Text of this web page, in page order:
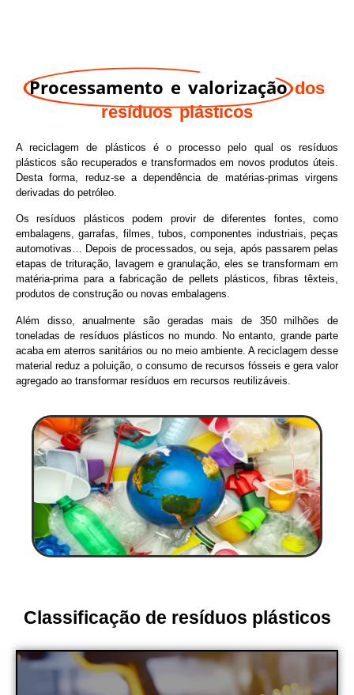
Processamento e valorização dos
resíduos plásticos
A reciclagem de plásticos é o processo pelo qual os resíduos
plásticos são recuperados e transformados em novos produtos úteis.
Desta forma, reduz-se a dependência de matérias-primas virgens
derivadas do petróleo.
Os resíduos plásticos podem provir de diferentes fontes, como
embalagens, garrafas, filmes, tubos, componentes industriais, peças
automotivas… Depois de processados, ou seja, após passarem pelas
etapas de trituração, lavagem e granulação, eles se transformam em
matéria-prima para a fabricação de pellets plásticos, fibras têxteis,
produtos de construção ou novas embalagens.
Além disso, anualmente são geradas mais de 350 milhões de
toneladas de resíduos plásticos no mundo. No entanto, grande parte
acaba em aterros sanitários ou no meio ambiente. A reciclagem desse
material reduz a poluição, o consumo de recursos fósseis e gera valor
agregado ao transformar resíduos em recursos reutilizáveis.
Classificação de resíduos plásticos